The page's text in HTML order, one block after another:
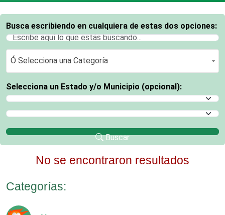
Busca escribiendo en cualquiera de estas dos opciones:
Ó Selecciona una Categoría
Ó Selecciona una Categoría
Selecciona un Estado y/o Municipio (opcional):
Selecciona un Estado
Selecciona un Municipio
Buscar
No se encontraron resultados
Categorías: